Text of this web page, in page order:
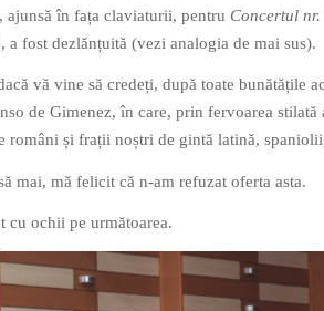
ajunsă în fața claviaturii, pentru Concertul
, a fost dezlănțuită (vezi analogia de mai sus).
vă vine să credeți, după toate bunătățile
de Gimenez, în care, prin fervoarea
români și frații noștri de gintă latină,
mai, mă felicit că n-am refuzat oferta asta.
cu ochii pe următoarea.